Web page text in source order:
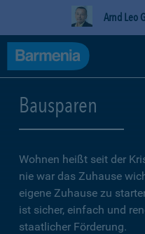
Arnd Leo
Bausparen
Wohnen heißt seit der
nie war das Zuhause
eigene Zuhause zu
ist sicher, einfach und
staatlicher Förderung.